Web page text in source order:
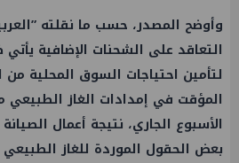
التعاقد على الشحنات الإضافية
لتأمين احتياجات السوق المحلية من
المؤقت في إمدادات الغاز الطبيعي
الأسبوع الجاري، نتيجة أعمال
بعض الحقول الموردة للغاز